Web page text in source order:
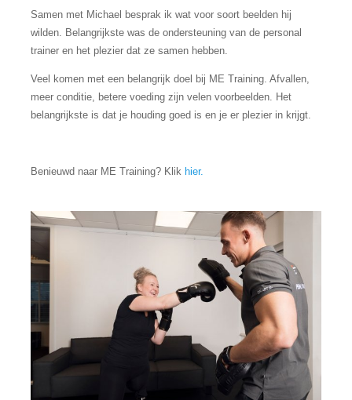
Samen met Michael besprak ik wat voor soort beelden hij
wilden. Belangrijkste was de ondersteuning van de personal
trainer en het plezier dat ze samen hebben.
Veel komen met een belangrijk doel bij ME Training. Afvallen,
meer conditie, betere voeding zijn velen voorbeelden. Het
belangrijkste is dat je houding goed is en je er plezier in krijgt.
Benieuwd naar ME Training? Klik hier.